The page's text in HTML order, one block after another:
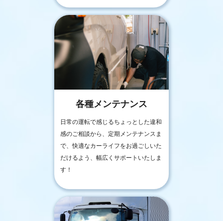
各種メンテナンス
日常の運転で感じるちょっとした違和
感のご相談から、定期メンテナンスま
で、快適なカーライフをお過ごしいた
だけるよう、幅広くサポートいたしま
す！